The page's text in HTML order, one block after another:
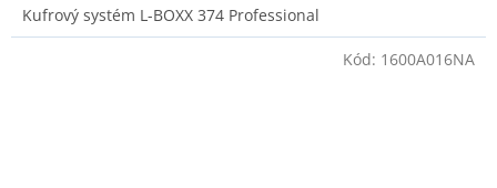
Kufrový systém L-BOXX 374 Professional
Kód: 1600A016NA